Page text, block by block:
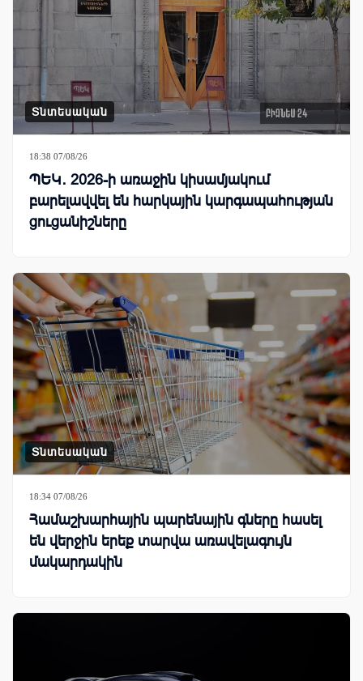
Տնտեսական
18:38 07/08/26
ՊԵԿ․ 2026-ի առաջին կիսամյակում
բարելավվել են հարկային կարգապահության
ցուցանիշները
Տնտեսական
18:34 07/08/26
Համաշխարհային պարենային գները հասել
են վերջին երեք տարվա առավելագույն
մակարդակին